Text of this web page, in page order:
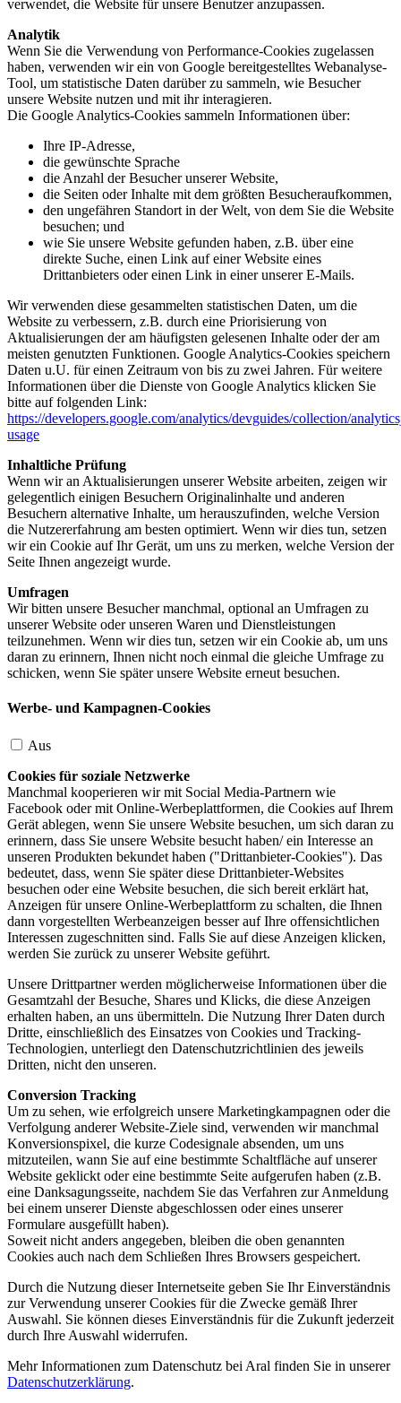
verwendet, die Website für unsere Benutzer anzupassen.
Analytik
Wenn Sie die Verwendung von Performance-Cookies zugelassen
haben, verwenden wir ein von Google bereitgestelltes Webanalyse-
Tool, um statistische Daten darüber zu sammeln, wie Besucher
unsere Website nutzen und mit ihr interagieren.
Die Google Analytics-Cookies sammeln Informationen über:
Ihre IP-Adresse,
die gewünschte Sprache
die Anzahl der Besucher unserer Website,
die Seiten oder Inhalte mit dem größten Besucheraufkommen,
den ungefähren Standort in der Welt, von dem Sie die Website
besuchen; und
wie Sie unsere Website gefunden haben, z.B. über eine
direkte Suche, einen Link auf einer Website eines
Drittanbieters oder einen Link in einer unserer E-Mails.
Wir verwenden diese gesammelten statistischen Daten, um die
Website zu verbessern, z.B. durch eine Priorisierung von
Aktualisierungen der am häufigsten gelesenen Inhalte oder der am
meisten genutzten Funktionen. Google Analytics-Cookies speichern
Daten u.U. für einen Zeitraum von bis zu zwei Jahren. Für weitere
Informationen über die Dienste von Google Analytics klicken Sie
bitte auf folgenden Link:
https://developers.google.com/analytics/devguides/collection/
usage
Inhaltliche Prüfung
Wenn wir an Aktualisierungen unserer Website arbeiten, zeigen wir
gelegentlich einigen Besuchern Originalinhalte und anderen
Besuchern alternative Inhalte, um herauszufinden, welche Version
die Nutzererfahrung am besten optimiert. Wenn wir dies tun, setzen
wir ein Cookie auf Ihr Gerät, um uns zu merken, welche Version der
Seite Ihnen angezeigt wurde.
Umfragen
Wir bitten unsere Besucher manchmal, optional an Umfragen zu
unserer Website oder unseren Waren und Dienstleistungen
teilzunehmen. Wenn wir dies tun, setzen wir ein Cookie ab, um uns
daran zu erinnern, Ihnen nicht noch einmal die gleiche Umfrage zu
schicken, wenn Sie später unsere Website erneut besuchen.
Werbe- und Kampagnen-Cookies
Aus
Cookies für soziale Netzwerke
Manchmal kooperieren wir mit Social Media-Partnern wie
Facebook oder mit Online-Werbeplattformen, die Cookies auf Ihrem
Gerät ablegen, wenn Sie unsere Website besuchen, um sich daran zu
erinnern, dass Sie unsere Website besucht haben/ ein Interesse an
unseren Produkten bekundet haben ("Drittanbieter-Cookies"). Das
bedeutet, dass, wenn Sie später diese Drittanbieter-Websites
besuchen oder eine Website besuchen, die sich bereit erklärt hat,
Anzeigen für unsere Online-Werbeplattform zu schalten, die Ihnen
dann vorgestellten Werbeanzeigen besser auf Ihre offensichtlichen
Interessen zugeschnitten sind. Falls Sie auf diese Anzeigen klicken,
werden Sie zurück zu unserer Website geführt.
Unsere Drittpartner werden möglicherweise Informationen über die
Gesamtzahl der Besuche, Shares und Klicks, die diese Anzeigen
erhalten haben, an uns übermitteln. Die Nutzung Ihrer Daten durch
Dritte, einschließlich des Einsatzes von Cookies und Tracking-
Technologien, unterliegt den Datenschutzrichtlinien des jeweils
Dritten, nicht den unseren.
Conversion Tracking
Um zu sehen, wie erfolgreich unsere Marketingkampagnen oder die
Verfolgung anderer Website-Ziele sind, verwenden wir manchmal
Konversionspixel, die kurze Codesignale absenden, um uns
mitzuteilen, wann Sie auf eine bestimmte Schaltfläche auf unserer
Website geklickt oder eine bestimmte Seite aufgerufen haben (z.B.
eine Danksagungsseite, nachdem Sie das Verfahren zur Anmeldung
bei einem unserer Dienste abgeschlossen oder eines unserer
Formulare ausgefüllt haben).
Soweit nicht anders angegeben, bleiben die oben genannten
Cookies auch nach dem Schließen Ihres Browsers gespeichert.
Durch die Nutzung dieser Internetseite geben Sie Ihr Einverständnis
zur Verwendung unserer Cookies für die Zwecke gemäß Ihrer
Auswahl. Sie können dieses Einverständnis für die Zukunft jederzeit
durch Ihre Auswahl widerrufen.
Mehr Informationen zum Datenschutz bei Aral finden Sie in unserer
Datenschutzerklärung.